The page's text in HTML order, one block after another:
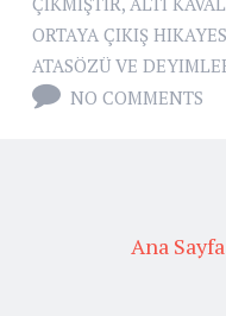
ORTAYA ÇIKIŞ
ATASÖZÜ VE
NO COMMENTS
Ana Sayfa